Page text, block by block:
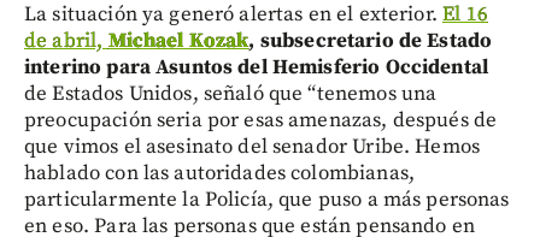
La situación ya generó alertas en el exterior.El 16
de abril, Michael Kozak, subsecretario de Estado
interino para Asuntos del Hemisferio Occidental
de Estados Unidos, señaló que “tenemos una
preocupación seria por esas amenazas, después de
que vimos el asesinato del senador Uribe. Hemos
hablado con las autoridades colombianas,
particularmente la Policía, que puso a más personas
en eso. Para las personas que están pensando en